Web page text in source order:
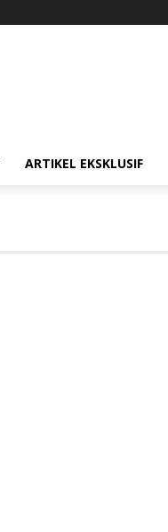
ARTIKEL EKSKLUSIF